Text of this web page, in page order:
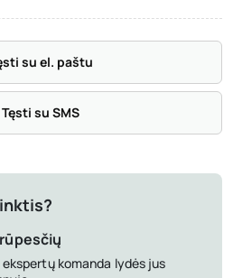
su el. paštu
Tęsti su SMS
komanda lydės jus